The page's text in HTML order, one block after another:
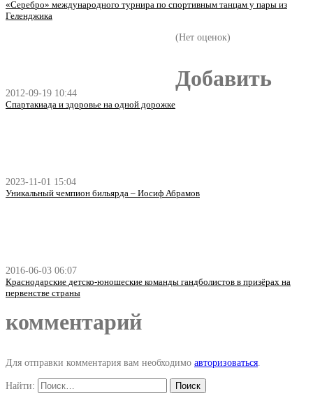
«Серебро» международного турнира по спортивным танцам у пары из
Геленджика
2012-09-19 10:44
Спартакиада и здоровье на одной дорожке
2023-11-01 15:04
Уникальный чемпион бильярда – Иосиф Абрамов
2016-06-03 06:07
Краснодарские детско-юношеские команды гандболистов в призёрах на
первенстве страны
(Нет оценок)
Добавить
комментарий
Для отправки комментария вам необходимо авторизоваться
Найти: